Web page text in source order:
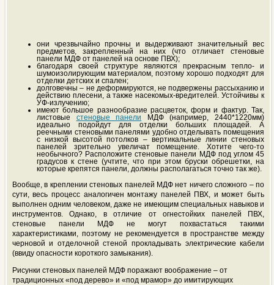
они чрезвычайно прочны и выдерживают значительный вес
предметов, закрепленный на них (что отличает стеновые
панели МДФ от панелей на основе ПВХ);
благодаря своей структуре являются прекрасным тепло- и
шумоизолирующим материалом, поэтому хорошо подходят для
отделки детских и спален;
долговечны – не деформируются, не подвержены рассыханию и
действию плесени, а также насекомых-вредителей. Устойчивы к
УФ-излучению;
имеют большое разнообразие расцветок, форм и фактур. Так,
листовые стеновые панели МДФ (например, 2440*1220мм)
идеально подойдут для отделки больших площадей. А
реечными стеновыми панелями удобно отделывать помещения
с низкой высотой потолков – вертикальные линии стеновых
панелей зрительно увеличат помещение. Хотите чего-то
необычного? Расположите стеновые панели МДФ под углом 45
градусов к стене (учтите, что при этом бруски обрешетки, на
которые крепятся панели, должны располагаться точно так же).
Вообще, в креплении стеновых панелей МДФ нет ничего сложного – по
сути, весь процесс аналогичен монтажу панелей ПВХ, и может быть
выполнен одним человеком, даже не имеющим специальных навыков и
инструментов. Однако, в отличие от огнестойких панелей ПВХ,
стеновые панели МДФ не могут похвастаться такими
характеристиками, поэтому не рекомендуется в пространстве между
черновой и отделочной стеной прокладывать электрические кабели
(ввиду опасности короткого замыкания).
Рисунки стеновых панелей МДФ поражают воображение – от
традиционных «под дерево» и «под мрамор» до имитирующих